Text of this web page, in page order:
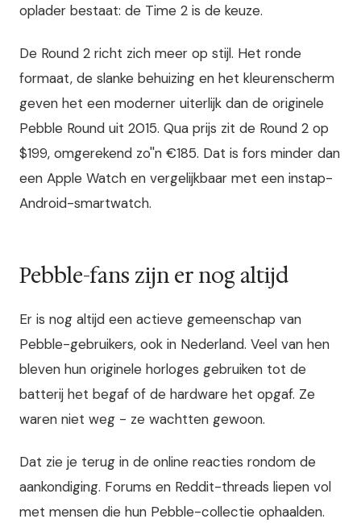
oplader bestaat: de Time 2 is de keuze.
De Round 2 richt zich meer op stijl. Het ronde
formaat, de slanke behuizing en het kleurenscherm
geven het een moderner uiterlijk dan de originele
Pebble Round uit 2015. Qua prijs zit de Round 2 op
$199, omgerekend zo''n €185. Dat is fors minder dan
een Apple Watch en vergelijkbaar met een instap-
Android-smartwatch.
Pebble-fans zijn er nog altijd
Er is nog altijd een actieve gemeenschap van
Pebble-gebruikers, ook in Nederland. Veel van hen
bleven hun originele horloges gebruiken tot de
batterij het begaf of de hardware het opgaf. Ze
waren niet weg - ze wachtten gewoon.
Dat zie je terug in de online reacties rondom de
aankondiging. Forums en Reddit-threads liepen vol
met mensen die hun Pebble-collectie ophaalden.